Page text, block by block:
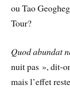
ou Tao
Tour?
Quod abundat
nuit pas », dit-
mais l’effet